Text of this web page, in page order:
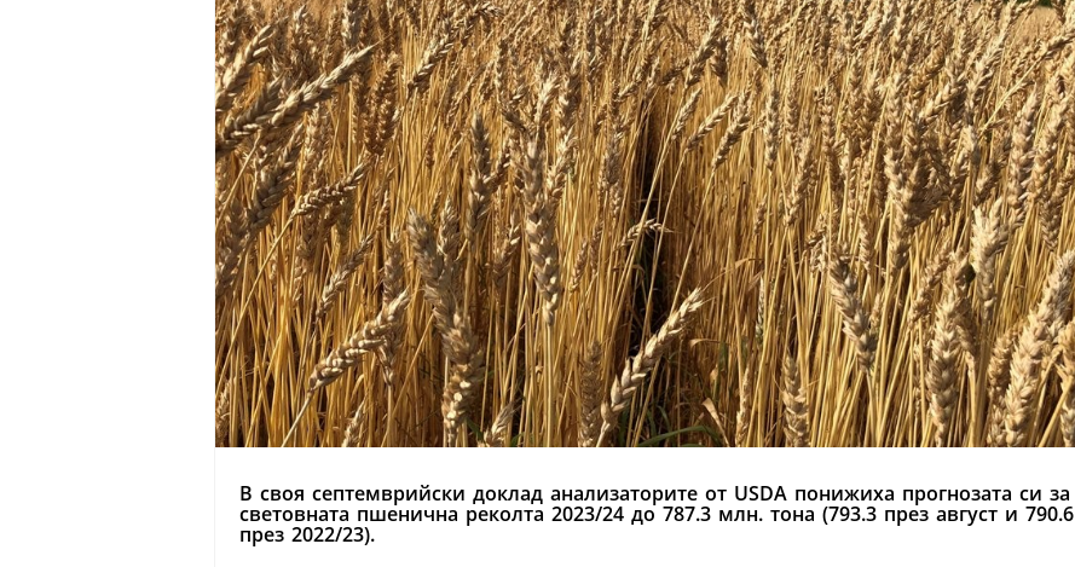
В своя септемврийски доклад анализаторите от USDA понижиха прогнозата си за
световната пшенична реколта 2023/24 до 787.3 млн. тона (793.3 през август и 790.6
през 2022/23).